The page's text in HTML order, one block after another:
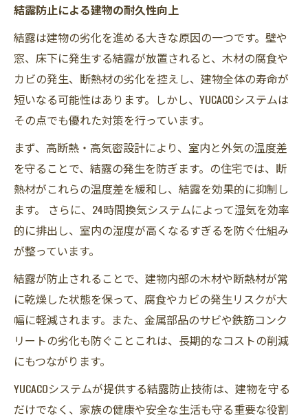
結露防止による建物の耐久性向上
結露は建物の劣化を進める大きな原因の一つです。壁や
窓、床下に発生する結露が放置されると、木材の腐食や
カビの発生、断熱材の劣化を控えし、建物全体の寿命が
短いなる可能性はあります。しかし、YUCACOシステムは
その点でも優れた対策を行っています。
まず、高断熱・高気密設計により、室内と外気の温度差
を守ることで、結露の発生を防ぎます。の住宅では、断
熱材がこれらの温度差を緩和し、結露を効果的に抑制し
ます。 さらに、24時間換気システムによって湿気を効率
的に排出し、室内の湿度が高くなるすぎるを防ぐ仕組み
が整っています。
結露が防止されることで、建物内部の木材や断熱材が常
に乾燥した状態を保って、腐食やカビの発生リスクが大
幅に軽減されます。また、金属部品のサビや鉄筋コンク
リートの劣化も防ぐことこれは、長期的なコストの削減
にもつながります。
YUCACOシステムが提供する結露防止技術は、建物を守る
だけでなく、家族の健康や安全な生活も守る重要な役割